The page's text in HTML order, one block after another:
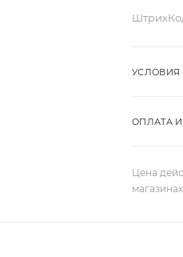
УСЛОВИЯ
ОПЛАТА
Цена
магазинах